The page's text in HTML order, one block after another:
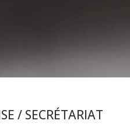
/ SECRÉTARIAT